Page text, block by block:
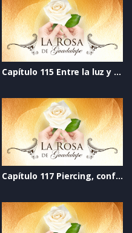
Capítulo 115 Entre la luz y la oscuridad
Capítulo 117 Piercing, confianza perforada